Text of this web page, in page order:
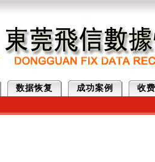
数据恢复 成功案例 收